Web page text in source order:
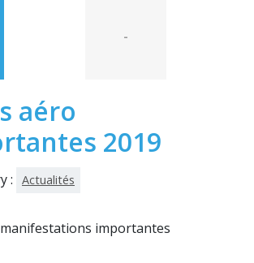
-
aéro
2019
: Actualités
importantes